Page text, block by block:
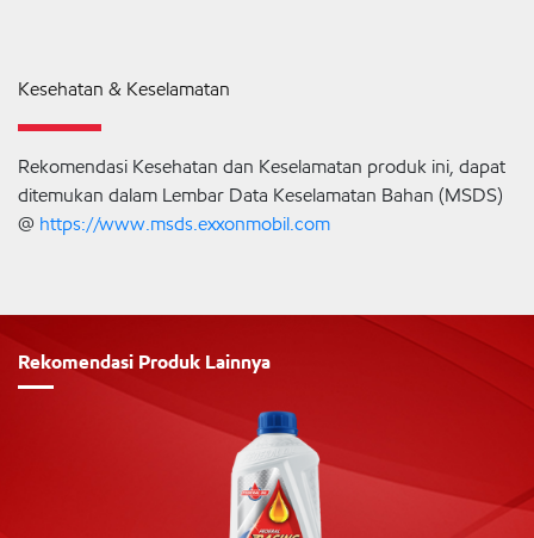
Kesehatan & Keselamatan
Rekomendasi Kesehatan dan Keselamatan produk ini, dapat
ditemukan dalam Lembar Data Keselamatan Bahan (MSDS)
@ https://www.msds.exxonmobil.com
Rekomendasi Produk Lainnya